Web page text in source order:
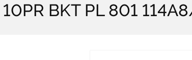
BKT PL 801